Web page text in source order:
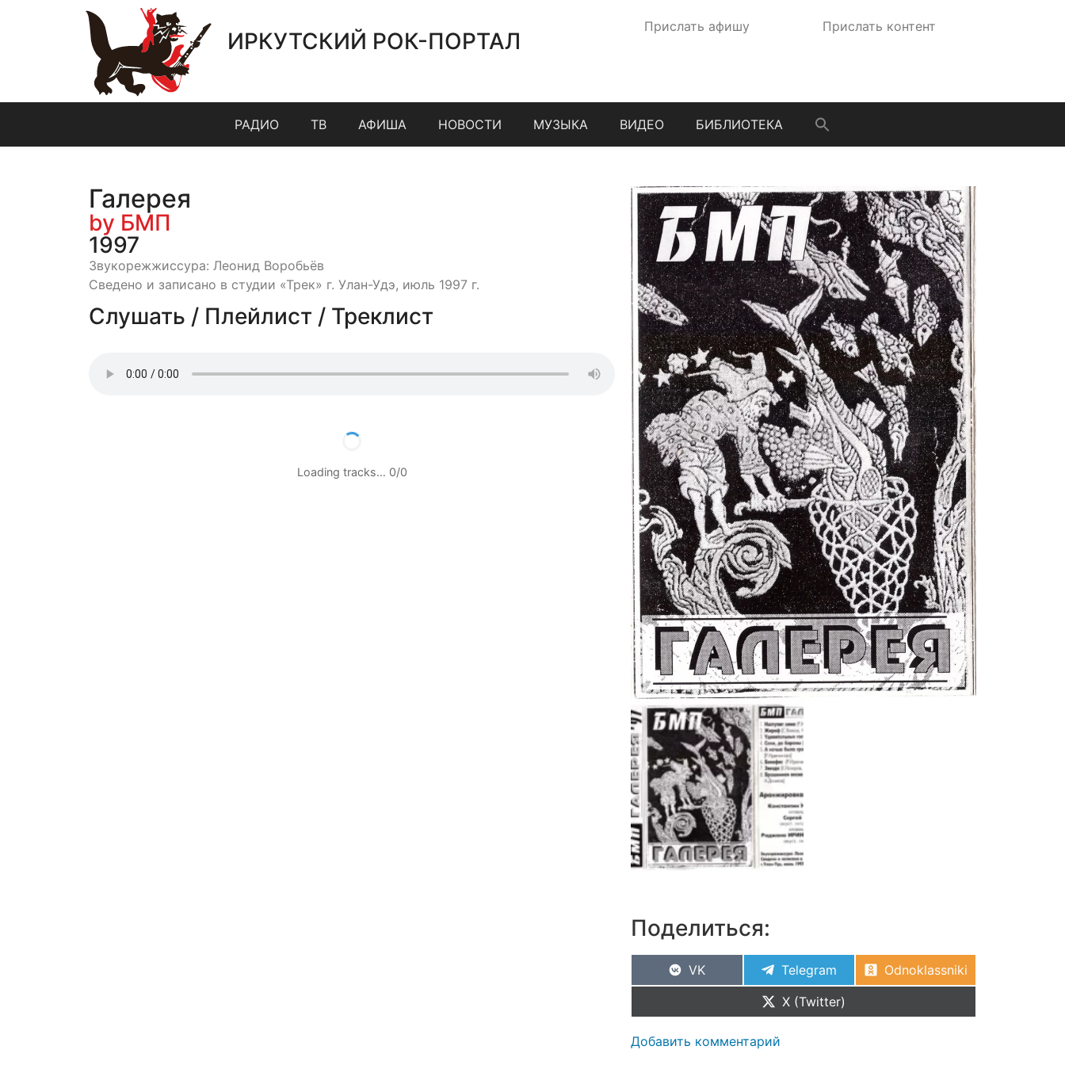
ИРКУТСКИЙ РОК-ПОРТАЛ
Прислать афишу Прислать контент
РАДИО ТВ АФИША НОВОСТИ МУЗЫКА ВИДЕО БИБЛИОТЕКА
Галерея
by БМП
1997
Звукорежжиссура: Леонид Воробьёв
Сведено и записано в студии «Трек» г. Улан-Удэ, июль 1997 г.
Слушать / Плейлист / Треклист
Loading tracks… 0/0
Поделиться:
VK Telegram
Odnoklassniki
X (Twitter)
Добавить комментарий